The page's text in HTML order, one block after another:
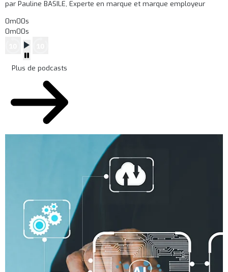
par Pauline BASILE, Experte en marque et marque employeur
0m00s
0m00s
Plus de podcasts